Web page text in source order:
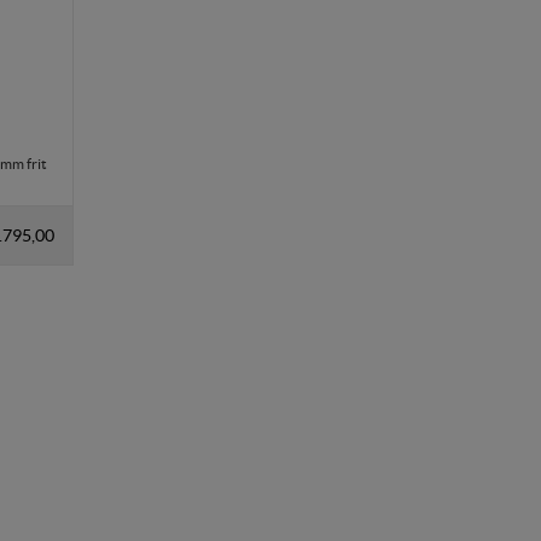
frit
Fx ved at indsamle
hjemmesider og
- dvs.